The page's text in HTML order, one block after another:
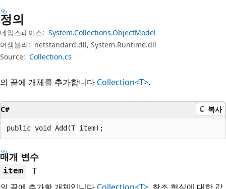
정의
네임스페이스: System.Collections.ObjectModel
어셈블리: netstandard.dll, System.Runtime.dll
Source: Collection.cs
의 끝에 개체를 추가합니다 Collection<T>.
C# 복사
public void Add(T item);
매개 변수
item
T
의 끝에 추가할 개체입니다 Collection<T>. 참조 형식에 대한 값